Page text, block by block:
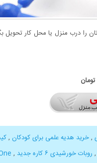
درب منزل یا محل کار تحویل
,خرید هدیه علمی برای کودکان ,
, روبات خورشیدی ۶ کاره جدید ,